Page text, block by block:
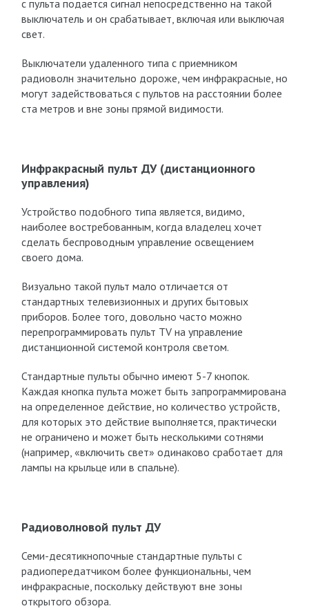
с пульта подается сигнал непосредственно на такой
выключатель и он срабатывает, включая или выключая
свет.
Выключатели удаленного типа с приемником
радиоволн значительно дороже, чем инфракрасные, но
могут задействоваться с пультов на расстоянии более
ста метров и вне зоны прямой видимости.
Инфракрасный пульт ДУ (дистанционного
управления)
Устройство подобного типа является, видимо,
наиболее востребованным, когда владелец хочет
сделать беспроводным управление освещением
своего дома.
Визуально такой пульт мало отличается от
стандартных телевизионных и других бытовых
приборов. Более того, довольно часто можно
перепрограммировать пульт TV на управление
дистанционной системой контроля светом.
Стандартные пульты обычно имеют 5-7 кнопок.
Каждая кнопка пульта может быть запрограммирована
на определенное действие, но количество устройств,
для которых это действие выполняется, практически
не ограничено и может быть несколькими сотнями
(например, «включить свет» одинаково сработает для
лампы на крыльце или в спальне).
Радиоволновой пульт ДУ
Семи-десятикнопочные стандартные пульты с
радиопередатчиком более функциональны, чем
инфракрасные, поскольку действуют вне зоны
открытого обзора.